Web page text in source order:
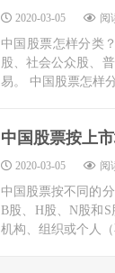
2020-03-05 阅
中国股票怎样分类
股、社会公众股、
易。 中国股票怎样
中国股票按上
2020-03-05 阅
中国股票按不同的
B股、H股、N股和
机构、组织或个人